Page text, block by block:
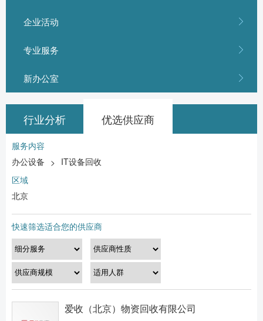
企业活动
专业服务
新办公室
行业分析 优选供应商
服务内容
办公设备 > IT设备回收
区域
北京
快速筛选适合您的供应商
爱收（北京）物资回收有限公司